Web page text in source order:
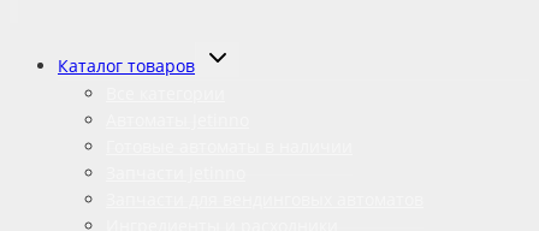
Каталог товаров
Переключить